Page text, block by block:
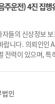
주운전) 4진 집행
들의 신상정보
과거 음주운전으로
전력이 있으며,
오지 않자 가까
법무법인 한경을
인